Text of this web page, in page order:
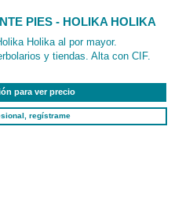
PIES - HOLIKA HOLIKA
Holika al por mayor.
y tiendas. Alta con CIF.
para ver precio
regístrame